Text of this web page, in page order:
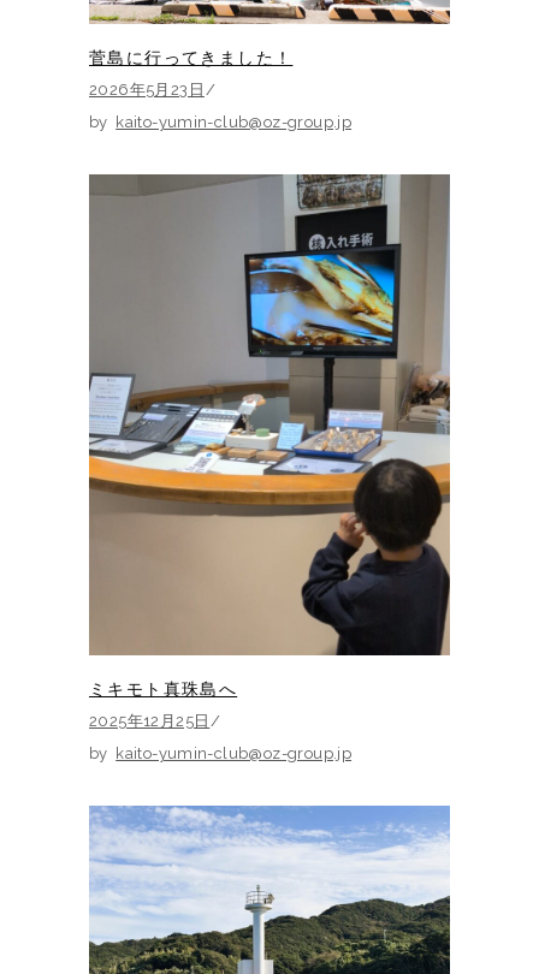
菅島に行ってきました！
2026年5月23日
by kaito-yumin-club@oz-group.jp
ミキモト真珠島へ
2025年12月25日
by kaito-yumin-club@oz-group.jp